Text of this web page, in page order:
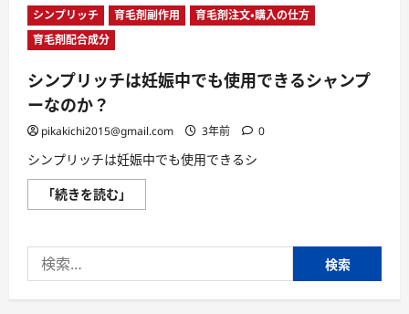
シンプリッチ
育毛剤副作用
育毛剤注文・購入の仕方
育毛剤配合成分
シンプリッチは妊娠中でも使用できるシャンプ
ーなのか？
pikakichi2015@gmail.com 3年前 0
シンプリッチは妊娠中でも使用できるシ
「続きを読む」
ン
ッ
妊
娠
索: